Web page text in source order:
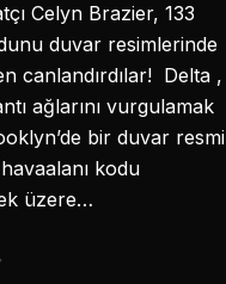
Celyn Brazier, 133
duvar resimlerinde
canlandırdılar! Delta ,
ağlarını vurgulamak
bir duvar resmi
kodu
üzere…